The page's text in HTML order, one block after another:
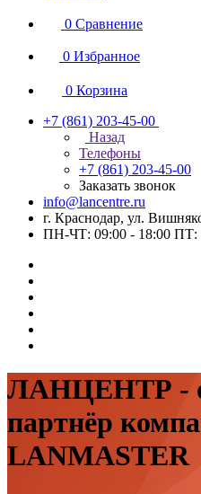
0 Сравнение
0 Избранное
0 Корзина
+7 (861) 203-45-00
Назад
Телефоны
+7 (861) 203-45-00
Заказать звонок
info@lancentre.ru
г. Краснодар, ул.
ПН-ЧТ: 09:00 - 18:00 ПТ:
ЛАНЦЕНТР -
партнёр
LANMASTER